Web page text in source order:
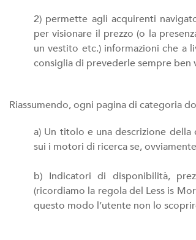
2) permette agli acquirenti
per visionare il prezzo (o la
un vestito etc.) informazioni che a
consiglia di prevederle sempre ben
Riassumendo, ogni pagina di categoria
a) Un titolo e una descrizione della
sui i motori di ricerca se,
b) Indicatori di disponibilità,
(ricordiamo la regola del Less is
questo modo l’utente non lo